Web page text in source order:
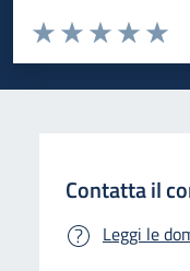
Valuta da 1 a 5 stelle la
Valuta 4
Valuta 3
Valuta 2 stelle su
Valuta 1 stelle su 5
Contatta il
Leggi le